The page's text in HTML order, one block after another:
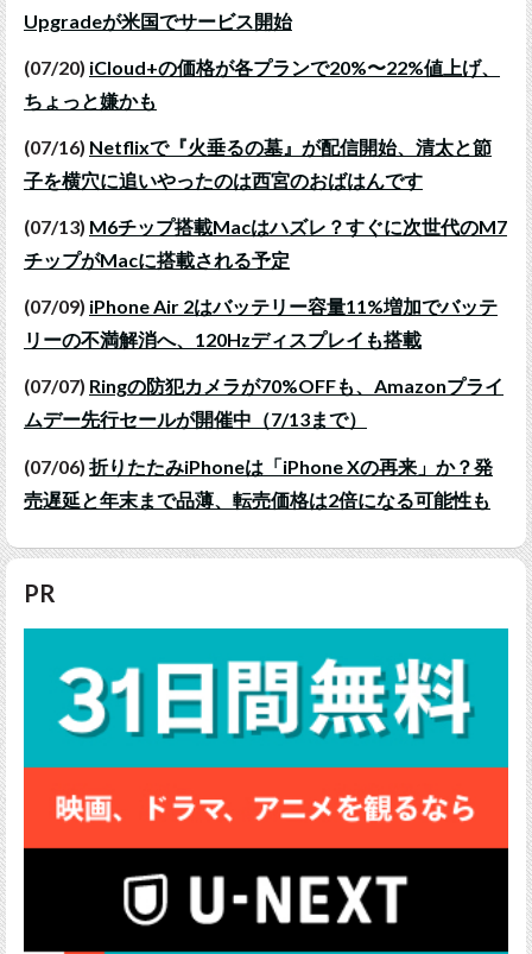
Upgradeが米国でサービス開始
(07/20) iCloud+の価格が各プランで20%〜22%値上げ、
ちょっと嫌かも
(07/16) Netflixで『火垂るの墓』が配信開始、清太と節
子を横穴に追いやったのは西宮のおばはんです
(07/13) M6チップ搭載Macはハズレ？すぐに次世代のM7
チップがMacに搭載される予定
(07/09) iPhone Air 2はバッテリー容量11%増加でバッテ
リーの不満解消へ、120Hzディスプレイも搭載
(07/07) Ringの防犯カメラが70%OFFも、Amazonプライ
ムデー先行セールが開催中（7/13まで）
(07/06) 折りたたみiPhoneは「iPhone Xの再来」か？発
売遅延と年末まで品薄、転売価格は2倍になる可能性も
PR